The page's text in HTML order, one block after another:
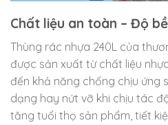
Chất liệu an toàn – Độ
Thùng rác nhựa 240L của
được sản xuất từ chất liệu
đến khả năng chống chịu ứng
dạng hay nứt vỡ khi chịu tác
tăng tuổi thọ sản phẩm, tiết